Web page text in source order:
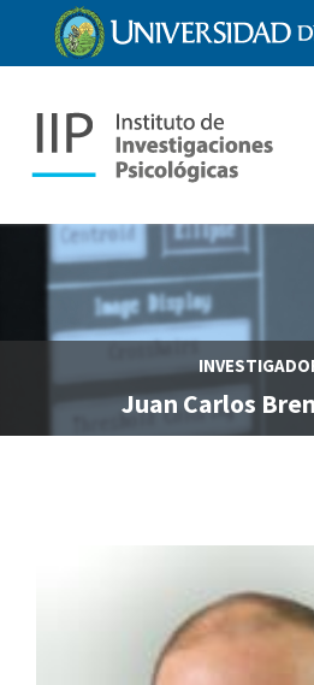
contenido
Juan Carlos